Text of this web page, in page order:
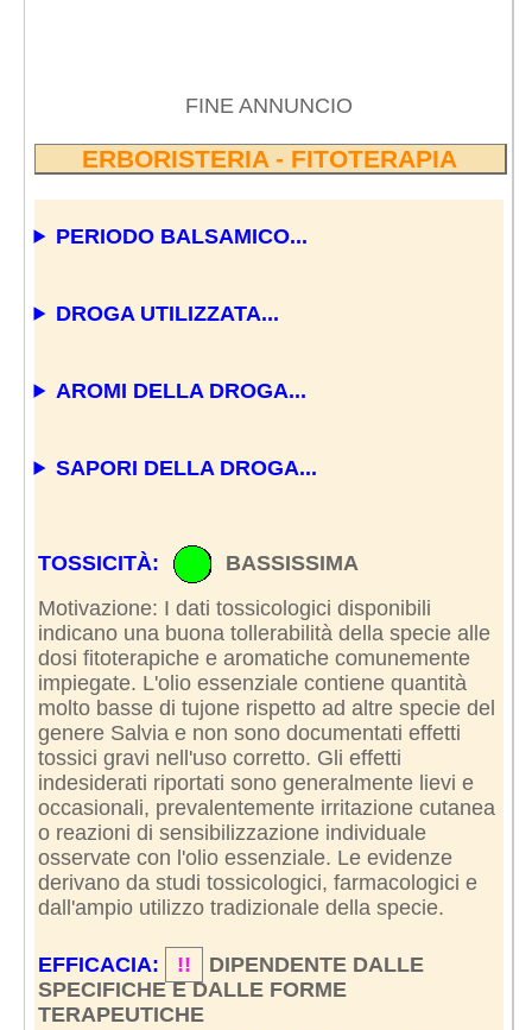
FINE ANNUNCIO
ERBORISTERIA - FITOTERAPIA
PERIODO BALSAMICO...
DROGA UTILIZZATA...
AROMI DELLA DROGA...
SAPORI DELLA DROGA...
TOSSICITÀ:
BASSISSIMA
Motivazione: I dati tossicologici disponibili
indicano una buona tollerabilità della specie alle
dosi fitoterapiche e aromatiche comunemente
impiegate. L'olio essenziale contiene quantità
molto basse di tujone rispetto ad altre specie del
genere Salvia e non sono documentati effetti
tossici gravi nell'uso corretto. Gli effetti
indesiderati riportati sono generalmente lievi e
occasionali, prevalentemente irritazione cutanea
o reazioni di sensibilizzazione individuale
osservate con l'olio essenziale. Le evidenze
derivano da studi tossicologici, farmacologici e
dall'ampio utilizzo tradizionale della specie.
EFFICACIA: !!
DIPENDENTE DALLE
SPECIFICHE E DALLE FORME
TERAPEUTICHE